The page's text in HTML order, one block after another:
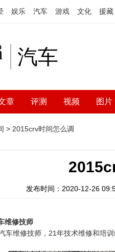
娱乐 汽车 游戏 文化 援藏
汽车
章 评测 视频 图片
> 2015crv时间怎么调
发布时间：2020-12-26
维修技师